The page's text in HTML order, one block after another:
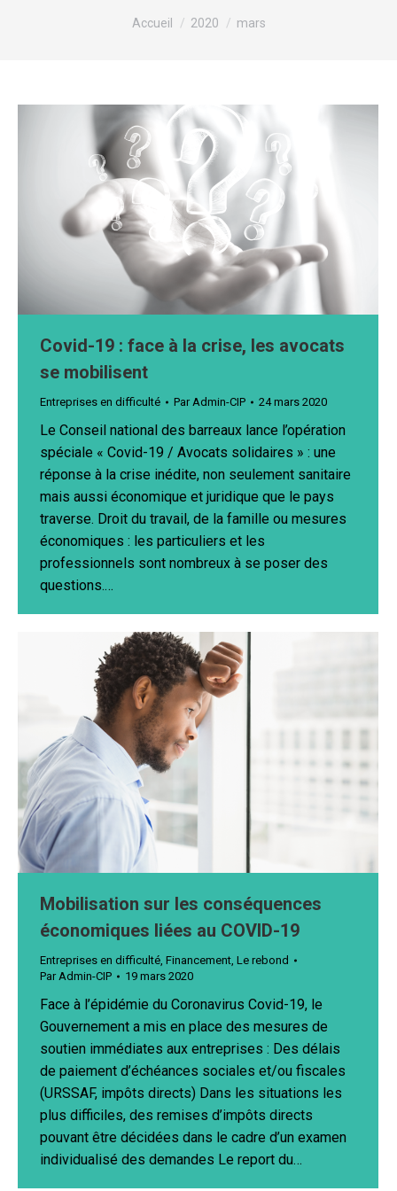
Vous êtes ici :
Accueil 2020 mars
Covid-19 : face à la crise, les avocats
se mobilisent
Entreprises en difficulté ParAdmin-CIP 24 mars 2020
Le Conseil national des barreaux lance l’opération
spéciale « Covid-19 / Avocats solidaires » : une
réponse à la crise inédite, non seulement sanitaire
mais aussi économique et juridique que le pays
traverse. Droit du travail, de la famille ou mesures
économiques : les particuliers et les
professionnels sont nombreux à se poser des
questions.…
Mobilisation sur les conséquences
économiques liées au COVID-19
Entreprises en difficulté Financement Le rebond
Par Admin-CIP 19 mars 2020
Face à l’épidémie du Coronavirus Covid-19, le
Gouvernement a mis en place des mesures de
soutien immédiates aux entreprises : Des délais
de paiement d’échéances sociales et/ou fiscales
(URSSAF, impôts directs) Dans les situations les
plus difficiles, des remises d’impôts directs
pouvant être décidées dans le cadre d’un examen
individualisé des demandes Le report du…